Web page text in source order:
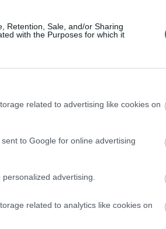
Retention, Sale, and/or Sharing
with the Purposes for which it
related to advertising like cookies on
to Google for online advertising
advertising.
related to analytics like cookies on